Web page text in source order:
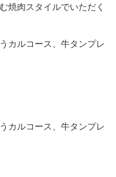
焼肉スタイルでいただく
カルコース、牛タンプレ
カルコース、牛タンプレ